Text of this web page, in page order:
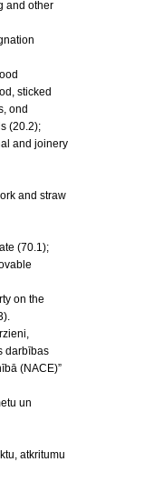
and other
sticked
ond
(20.2);
and joinery
and straw
(70.1);
on the
darbības
(NACE)”
un
atkritumu